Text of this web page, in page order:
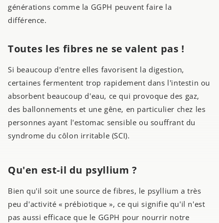
générations comme la GGPH peuvent faire la
différence.
Toutes les fibres ne se valent pas !
Si beaucoup d'entre elles favorisent la digestion,
certaines fermentent trop rapidement dans l'intestin ou
absorbent beaucoup d'eau, ce qui provoque des gaz,
des ballonnements et une gêne, en particulier chez les
personnes ayant l'estomac sensible ou souffrant du
syndrome du côlon irritable (SCI).
Qu'en est-il du psyllium ?
Bien qu'il soit une source de fibres, le psyllium a très
peu d'activité « prébiotique », ce qui signifie qu'il n'est
pas aussi efficace que le GGPH pour nourrir notre